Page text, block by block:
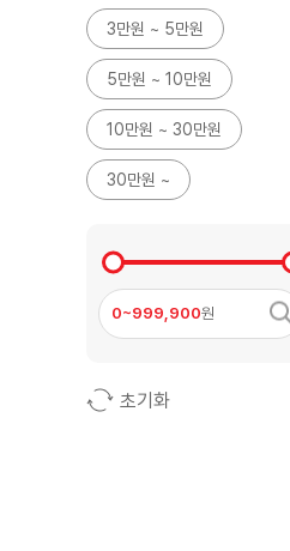
3만원 ~ 5만원
5만원 ~ 10만원
10만원 ~ 30만원
30만원 ~
0~999,900원
초기화